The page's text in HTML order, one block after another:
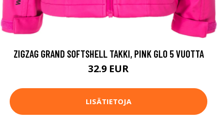
ZIGZAG GRAND SOFTSHELL TAKKI, PINK GLO 5 VUOTTA
32.9 EUR
LISÄTIETOJA